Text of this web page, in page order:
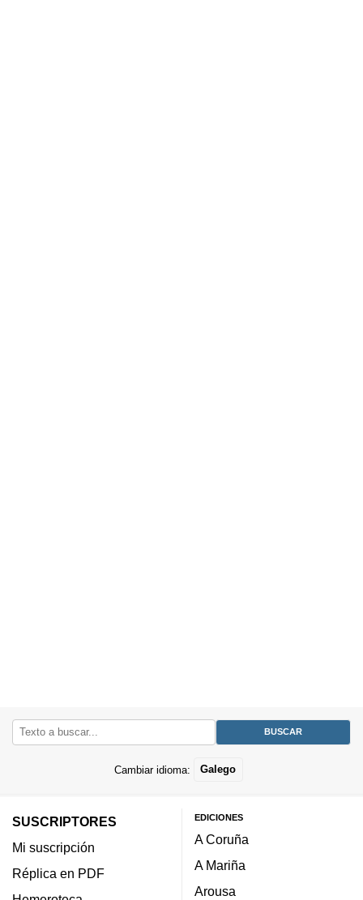
Cambiar idioma: Galego
SUSCRIPTORES
Mi suscripción
Réplica en PDF
EDICIONES
A Coruña
A Mariña
Arousa